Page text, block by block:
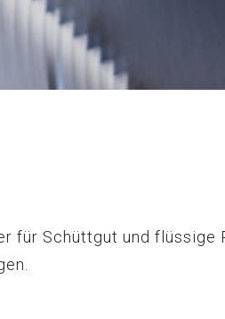
für Schüttgut und flüssige